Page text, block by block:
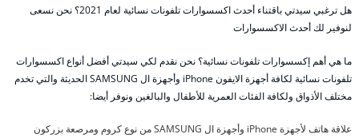
هل ترغبي سيدتي باقتناء أحدث اكسسوارات تلفونات نسائية لعام 2021؟ نحن نسعى
لنوفير لك أحدث الاكسسوارات
ما هي أهم إكسسوارات تلفونات نسائية؟ نحن نقدم لكي سيدتي أفضل أنواع اكسسوارات
تلفونات نسائية لكافة أجهزة الايفون iPhone وأجهزة ال SAMSUNG الحديثة والتي تخدم
مختلف الأذواق ولكافة الفئات العمرية للأطفال والبالغين ونوفر أيضا:
علاقة هاتف لأجهزة iPhone وأجهزة ال SAMSUNG من نوع كروم ومرصعة بزركون